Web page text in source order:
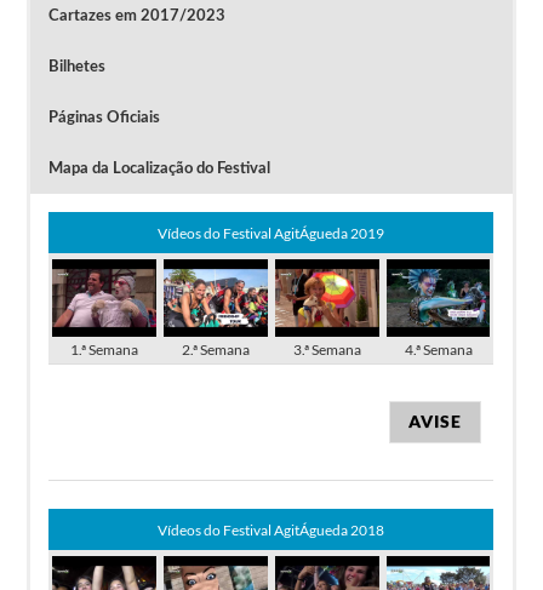
Cartazes em 2017/2023
Bilhetes
Páginas Oficiais
Mapa da Localização do Festival
Vídeos do Festival AgitÁgueda 2019
1.ª Semana 2.ª Semana 3.ª Semana 4.ª Semana
AVISE
Vídeos do Festival AgitÁgueda 2018